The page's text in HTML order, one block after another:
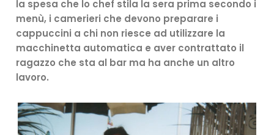
la spesa che lo chef stila la sera prima secondo i
menù, i camerieri che devono preparare i
cappuccini a chi non riesce ad utilizzare la
macchinetta automatica e aver contrattato il
ragazzo che sta al bar ma ha anche un altro
lavoro.